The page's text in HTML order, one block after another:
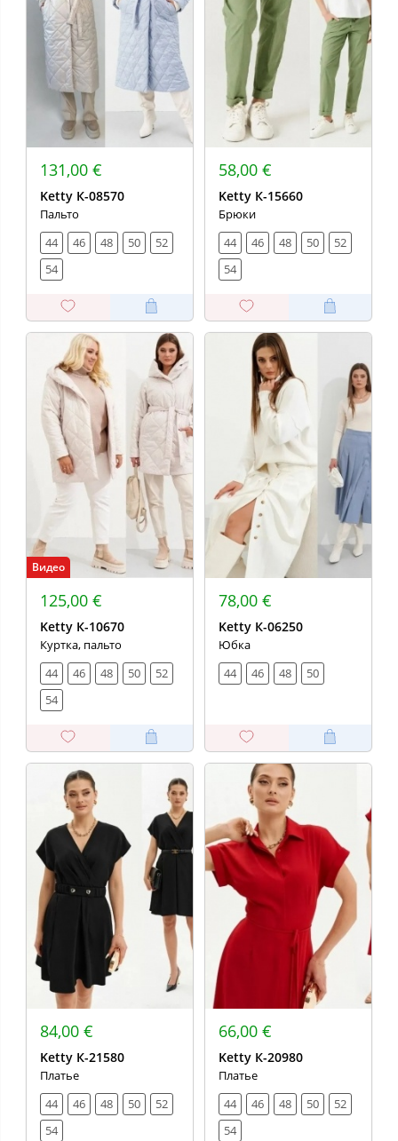
131,00 €
Ketty К-08570
Пальто
44
46 48 50
52
54
58,00 €
Ketty К-15660
Брюки
44
46 48 50
52
54
Видео
125,00 €
Ketty К-10670
Куртка, пальто
44
46 48 50
52
54
78,00 €
Ketty К-06250
Юбка
44
46 48 50
84,00 €
Ketty К-21580
Платье
44
46 48 50
52
54
66,00 €
Ketty К-20980
Платье
44
46 48 50
52
54